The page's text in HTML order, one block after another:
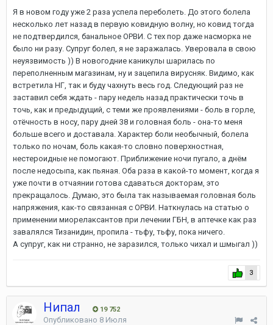
Я в новом году уже 2 раза успела переболеть. До этого болела
несколько лет назад в первую ковидную волну, но ковид тогда
не подтвердился, банальное ОРВИ. С тех пор даже насморка не
было ни разу. Супруг болел, я не заражалась. Уверовала в свою
неуязвимость )) В новогодние каникулы шарилась по
переполненным магазинам, ну и зацепила вирусняк. Видимо, как
встретила НГ, так и буду чахнуть весь год. Следующий раз не
заставил себя ждать - пару недель назад практически точь в
точь, как и предыдущий, с теми же проявлениями - боль в горле,
отёчность в носу, пару дней 38 и головная боль - она-то меня
больше всего и доставала. Характер боли необычный, болела
только по ночам, боль какая-то словно поверхностная,
нестероидные не помогают. Приближение ночи пугало, а днём
после недосыпа, как пьяная. Оба раза в какой-то момент, когда я
уже почти в отчаянии готова сдаваться докторам, это
прекращалось. Думаю, это была так называемая головная боль
напряжения, как-то связанная с ОРВИ. Наткнулась на статью о
применении миорелаксантов при лечении ГБН, в аптечке как раз
завалялся Тизанидин, пропила - тьфу, тьфу, пока ничего.
А супруг, как ни странно, не заразился, только чихал и шмыгал ))
3
Нипал 19 752
Опубликовано 8 Июля